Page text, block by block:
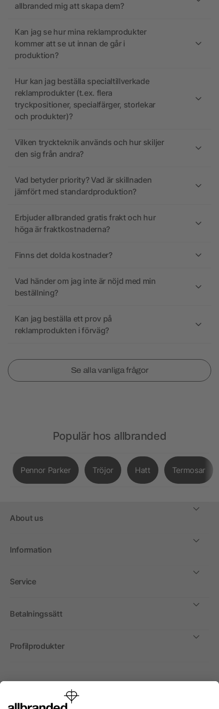
allbranded mig att skapa dem?
Kan jag se hur mina reklamprodukter
kommer att se ut innan de går i
produktion?
Hur kan jag beställa specialtillverkade
reklamprodukter (t.ex. flera
tryckpositioner, specialfärger, storlekar
och produkter)?
Vilken tryckteknik används och hur skiljer
den sig från andra?
Vad betyder priority? Vad är skillnaden
jämfört med standardproduktion?
Erbjuder allbranded gratis frakt och hur
höga är fraktkostnaderna?
Finns det dolda kostnader?
Vad händer om jag inte är nöjd med min
beställning?
Kan jag beställa ett prov på
reklamprodukten i förväg?
Se alla vanliga frågor
Populär hos allbranded
Pennor Parker Tröjor Hatt Termosar
About us
Information
Service
Betalningssätt
Profilprodukter
Internationellt